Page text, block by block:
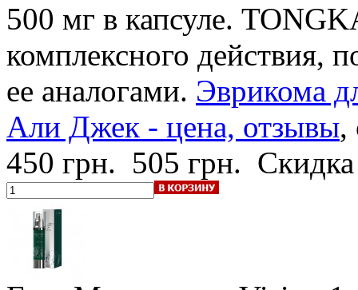
500 мг в капсуле.
комплексного действия,
ее аналогами. Эврикома
Али Джек - цена, отзывы,
450 грн. 505 грн.